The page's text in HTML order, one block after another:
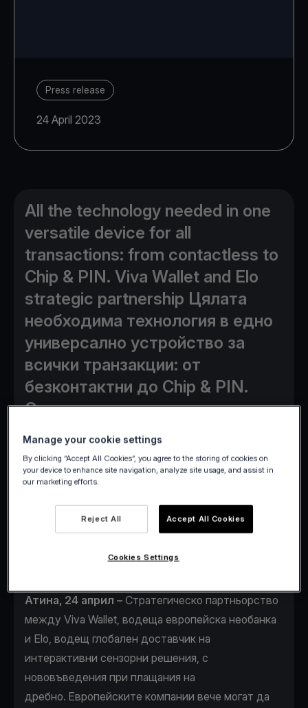
Press release
24 April 2023
All the technology needed in one
versatile device for all
transactions: from contactless to
Chip & PIN. Viva Wallet and Elo
strategic partnership Цялата
необходима технология в едно
универсално устройство за
всички транзакции: от
безконтактни до Chip & PIN.
Стратегическото партньорство
на Viva Wallet и Elo нарушава
европейската платежна сцена,
като предоставя гъвкави
малко проблеми за бизнеса.
Атина, 24 април – Стратегическо партньорство
между Viva Wallet, водеща европейска необанка
и Elo, водещ глобален доставчик на
интерактивни сензорни решения, с
нововъведения при плащания на
дребно. Европейските компании вече могат да
Manage your cookie settings
By clicking “Accept All Cookies”, you agree to the storing of cookies on
your device to enhance site navigation, analyze site usage, and assist in
our marketing efforts.
Reject All Accept All Cookies
Cookies Settings